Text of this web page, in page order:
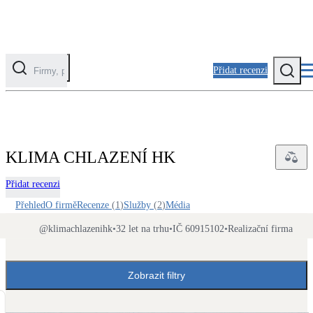
Přidat recenzi
Solární ohřev vody
Tepelná čerpadla
KLIMA CHLAZENÍ HK
Přidat recenzi
PřehledO firměRecenze (1)Služby (2)Média
@klimachlazenihk•32 let na trhu•IČ 60915102•Realizační firma
Zobrazit filtry